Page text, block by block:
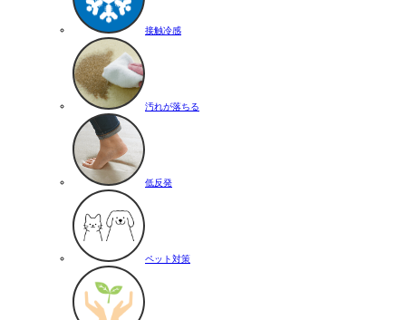
接触冷感
汚れが落ちる
低反発
ペット対策